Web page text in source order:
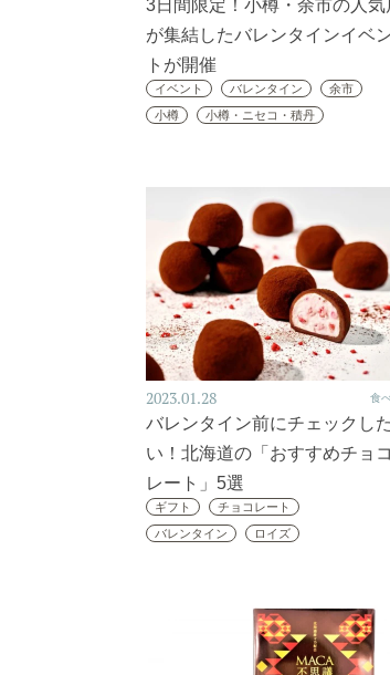
3日間限定！小樽・余市の人気
が集結したバレンタインイベ
トが開催
イベント バレンタイン
余市
小樽
小樽・ニセコ・積丹
2023.01.28 食
バレンタイン前にチェックした
い！北海道の「おすすめチョコ
レート」5選
ギフト
チョコレート
バレンタイン
ロイズ